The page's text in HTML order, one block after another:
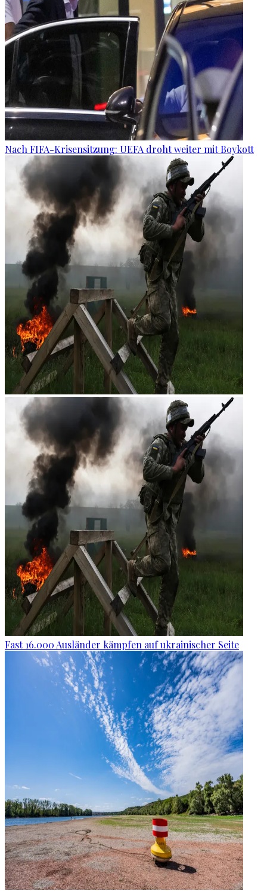
Nach FIFA-Krisensitzung: UEFA droht weiter mit Boykott
Fast 16.000 Ausländer kämpfen auf ukrainischer Seite